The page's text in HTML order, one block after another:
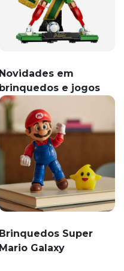
Novidades em
brinquedos e jogos
Brinquedos Super
Mario Galaxy